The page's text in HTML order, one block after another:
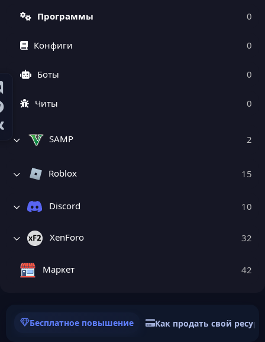
Программы 0
Конфиги 0
Боты 0
Читы 0
SAMP 2
Roblox 15
Discord 10
XenForo 32
Маркет 42
Бесплатное повышение Как продать свой